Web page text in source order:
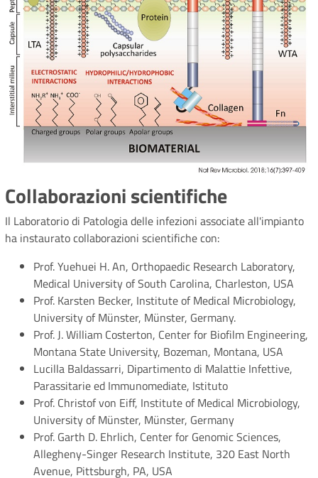
Collaborazioni scientifiche
Il Laboratorio di Patologia delle infezioni associate all'impianto
ha instaurato collaborazioni scientifiche con:
Prof. Yuehuei H. An, Orthopaedic Research Laboratory,
Medical University of South Carolina, Charleston, USA
Prof. Karsten Becker, Institute of Medical Microbiology,
University of Münster, Münster, Germany.
Prof. J. William Costerton, Center for Biofilm Engineering,
Montana State University, Bozeman, Montana, USA
Lucilla Baldassarri, Dipartimento di Malattie Infettive,
Parassitarie ed Immunomediate, Istituto
Prof. Christof von Eiff, Institute of Medical Microbiology,
University of Münster, Münster, Germany
Prof. Garth D. Ehrlich, Center for Genomic Sciences,
Allegheny-Singer Research Institute, 320 East North
Avenue, Pittsburgh, PA, USA